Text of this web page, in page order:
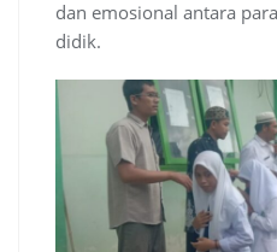
dan emosional antara
didik.